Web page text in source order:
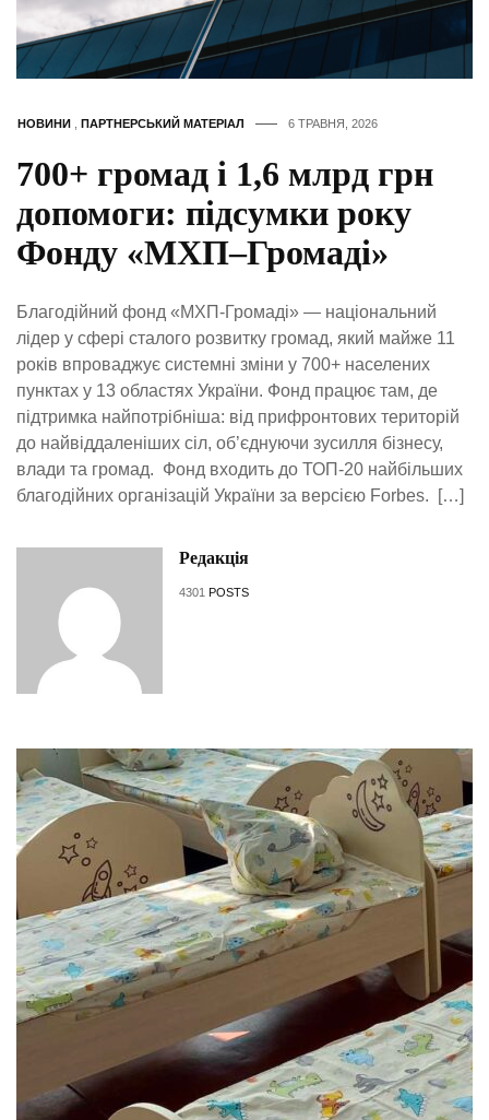
НОВИНИ ПАРТНЕРСЬКИЙ МАТЕРІАЛ 6 ТРАВНЯ, 2026
700+ громад і 1,6 млрд грн
допомоги: підсумки року
Фонду «МХП–Громаді»
Благодійний фонд «МХП-Громаді» — національний
лідер у сфері сталого розвитку громад, який майже 11
років впроваджує системні зміни у 700+ населених
пунктах у 13 областях України. Фонд працює там, де
підтримка найпотрібніша: від прифронтових територій
до найвіддаленіших сіл, об’єднуючи зусилля бізнесу,
влади та громад. Фонд входить до ТОП-20 найбільших
благодійних організацій України за версією Forbes. […]
Редакція
4301 POSTS